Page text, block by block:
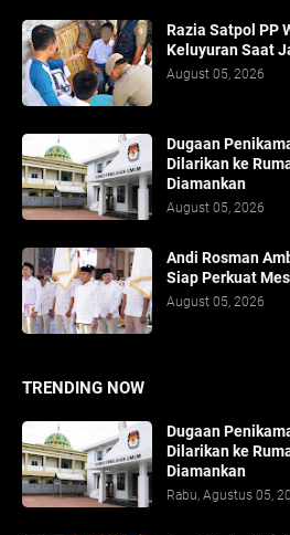
Razia Satpol PP
Keluyuran Saat
August 05, 2026
Dugaan
Dilarikan ke
Diamankan
August 05, 2026
Andi Rosman
Siap Perkuat
August 05, 2026
TRENDING NOW
Dugaan
Dilarikan ke
Diamankan
Rabu, Agustus 05,